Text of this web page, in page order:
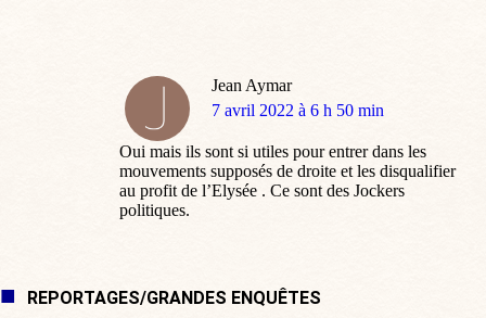
Jean Aymar
dit
7 avril 2022 à 6 h 50 min
Oui mais ils sont si utiles pour entrer dans les
mouvements supposés de droite et les disqualifier
au profit de l’Elysée . Ce sont des Jockers
politiques.
REPORTAGES/GRANDES ENQUÊTES